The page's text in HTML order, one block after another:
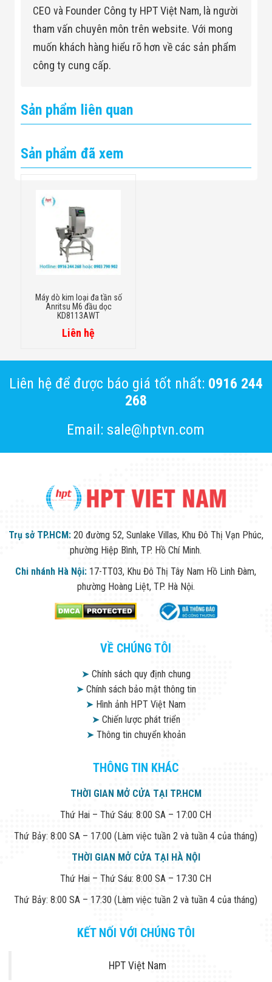
CEO và Founder Công ty HPT Việt Nam, là người
tham vấn chuyên môn trên website. Với mong
muốn khách hàng hiểu rõ hơn về các sản phẩm
công ty cung cấp.
Sản phẩm liên quan
Sản phẩm đã xem
Máy dò kim loại đa tần số
Anritsu M6 đầu dọc
KD8113AWT
Liên hệ
Liên hệ để được báo giá tốt nhất: 0916 244
268
Email: sale@hptvn.com
Trụ sở TP.HCM: 20 đường 52, Sunlake Villas, Khu Đô Thị Vạn Phúc,
phường Hiệp Bình, TP. Hồ Chí Minh.
Chi nhánh Hà Nội: 17-TT03, Khu Đô Thị Tây Nam Hồ Linh Đàm,
phường Hoàng Liệt, TP. Hà Nội.
VỀ CHÚNG TÔI
➤Chính sách quy định chung
➤Chính sách bảo mật thông tin
➤ Hình ảnh HPT Việt Nam
➤Chiến lược phát triển
➤Thông tin chuyển khoản
THÔNG TIN KHÁC
THỜI GIAN MỞ CỬA TẠI TP.HCM
Thứ Hai – Thứ Sáu: 8:00 SA – 17:00 CH
Thứ Bảy: 8:00 SA – 17:00 (Làm việc tuần 2 và tuần 4 của tháng)
THỜI GIAN MỞ CỬA TẠI HÀ NỘI
Thứ Hai – Thứ Sáu: 8:00 SA – 17:30 CH
Thứ Bảy: 8:00 SA – 17:30 (Làm việc tuần 2 và tuần 4 của tháng)
KẾT NỐI VỚI CHÚNG TÔI
HPT Việt Nam